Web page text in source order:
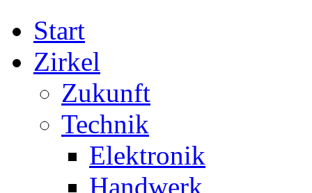
Start
Zirkel
Zukunft
Technik
Elektronik
Handwerk